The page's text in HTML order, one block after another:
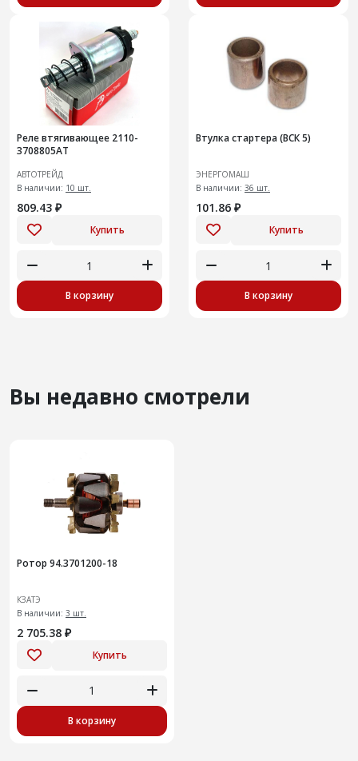
Реле втягивающее 2110-
3708805AT
АВТОТРЕЙД
В наличии: 10 шт.
809.43 ₽
Купить
В корзину
Втулка стартера (ВСК 5)
ЭНЕРГОМАШ
В наличии: 36 шт.
101.86 ₽
Купить
В корзину
Вы недавно смотрели
Ротор 94.3701200-18
КЗАТЭ
В наличии: 3 шт.
2 705.38 ₽
Купить
В корзину